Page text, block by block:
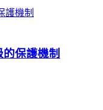
保護機制